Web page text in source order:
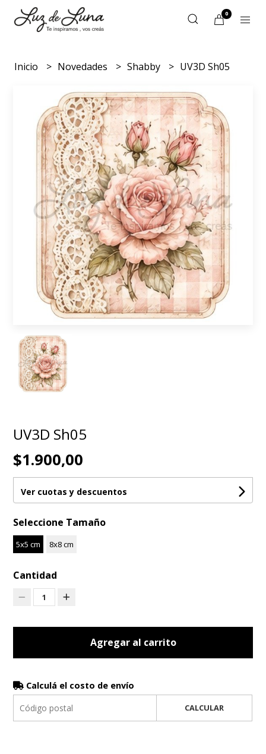
0
Inicio Novedades Shabby UV3D Sh05
UV3D Sh05
$1.900,00
Ver cuotas y descuentos
Seleccione Tamaño
5x5 cm 8x8 cm
Cantidad
1
Agregar al carrito
Calculá el costo de envío
CALCULAR